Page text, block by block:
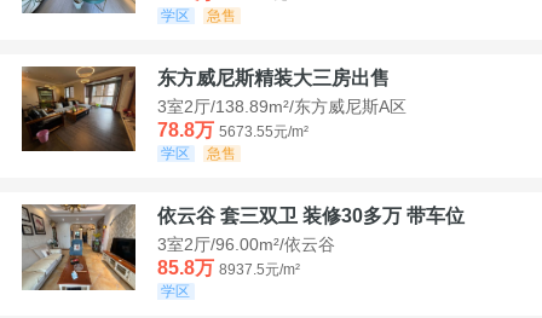
学区
急售
东方威尼斯精装大三房出售
3室2厅/138.89m²/东方威尼斯A区
78.8万 5673.55元/m²
学区
急售
依云谷 套三双卫 装修30多万 带车位
3室2厅/96.00m²/依云谷
85.8万 8937.5元/m²
学区